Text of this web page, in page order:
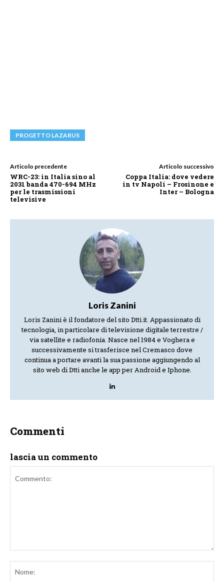
PROGETTO LAZARUS
Articolo precedente
WRC-23: in Italia sino al
2031 banda 470-694 MHz
per le trasmissioni
televisive
Articolo successivo
Coppa Italia: dove vedere
in tv Napoli – Frosinone e
Inter – Bologna
Loris Zanini
Loris Zanini è il fondatore del sito Dtti.it. Appassionato di
tecnologia, in particolare di televisione digitale terrestre /
via satellite e radiofonia. Nasce nel 1984 e Voghera e
successivamente si trasferisce nel Cremasco dove
continua a portare avanti la sua passione aggiungendo al
sito web di Dtti anche le app per Android e Iphone.
Commenti
lascia un commento